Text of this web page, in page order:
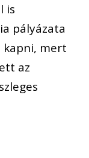
is
pályázata
kapni, mert
az